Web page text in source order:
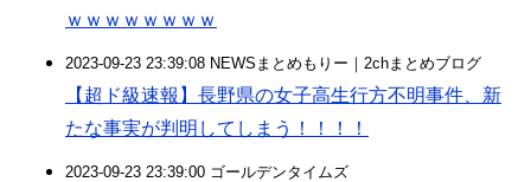
ｗｗｗｗｗｗｗｗ
2023-09-23 23:39:08 NEWSまとめもりー｜2chまとめブログ
【超ド級速報】長野県の女子高生行方不明事件、新
たな事実が判明してしまう！！！！
2023-09-23 23:39:00 ゴールデンタイムズ